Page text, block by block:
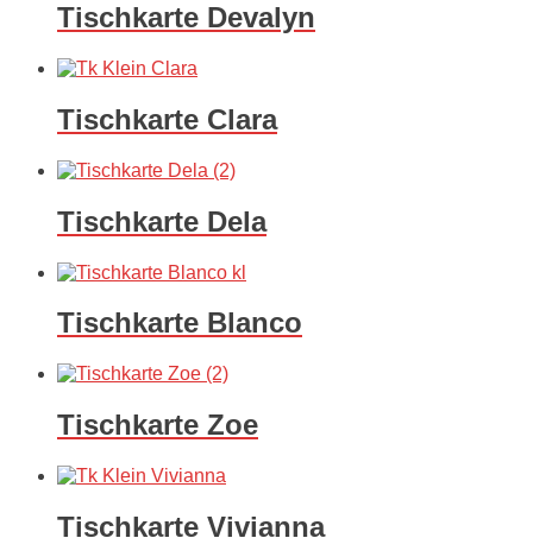
Tischkarte Devalyn
Tischkarte Clara
Tischkarte Dela
Tischkarte Blanco
Tischkarte Zoe
Tischkarte Vivianna